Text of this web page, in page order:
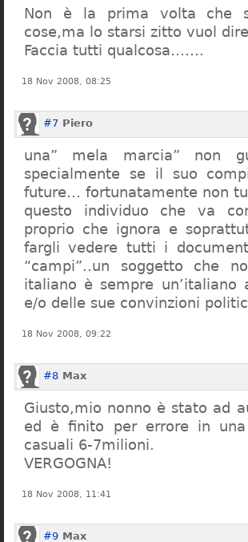
Non è la prima volta che
cose,ma lo starsi zitto vuol
Faccia tutti qualcosa…….
18 Nov 2008, 08:25
#7 Piero
una” mela marcia” non
specialmente se il suo
future… fortunatamente non
questo individuo che va
proprio che ignora e
fargli vedere tutti i
“campi”..un soggetto che
italiano è sempre
e/o delle sue convinzioni
18 Nov 2008, 09:22
#8 Max
Giusto,mio nonno è stato ad
ed è finito per errore in
casuali 6-7milioni.
VERGOGNA!
18 Nov 2008, 11:41
#9 Max